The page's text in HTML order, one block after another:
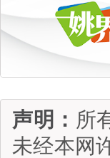
声明： 所
未经本网